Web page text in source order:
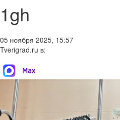
1gh
05 ноября 2025, 15:57
Tverigrad.ru в: